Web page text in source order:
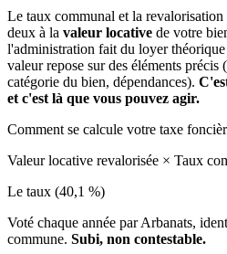
Le taux communal et la
deux à la valeur locative de votre
l'administration fait du loyer
valeur repose sur des éléments précis
catégorie du bien, dépendances).
et c'est là que vous pouvez agir.
Comment se calcule votre taxe
Valeur locative revalorisée × Taux
Le taux (40,1 %)
Voté chaque année par Arbanats,
commune. Subi, non contestable.